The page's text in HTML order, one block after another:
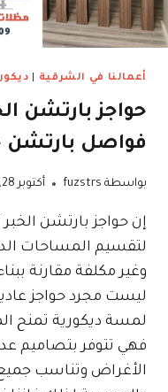
أعمالنا في الشرقية
فواصل
بواسطة fuzstrs أكتوبر 28, 2025
إن حواجز بارتشن
لتقسيم المساحات
وغير مكلفة مقارنة
ليست مجرد حواجز
لمسة ديكورية تمنح
فهي تتوفر بتصاميم
الأغراض وتناسب جميع